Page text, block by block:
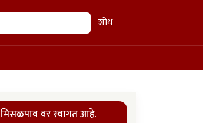
शोध
मिसळपाव वर स्वागत आहे.